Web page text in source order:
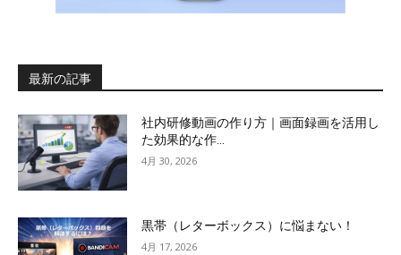
最新の記事
社内研修動画の作り方｜画面録画を活用し
た効果的な作...
4月 30, 2026
黒帯（レターボックス）に悩まない！
4月 17, 2026